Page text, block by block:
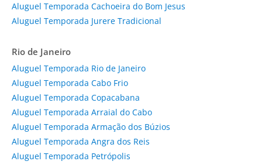
Aluguel Temporada Cachoeira do Bom Jesus
Aluguel Temporada Jurere Tradicional
Rio de Janeiro
Aluguel Temporada Rio de Janeiro
Aluguel Temporada Cabo Frio
Aluguel Temporada Copacabana
Aluguel Temporada Arraial do Cabo
Aluguel Temporada Armação dos Búzios
Aluguel Temporada Angra dos Reis
Aluguel Temporada Petrópolis